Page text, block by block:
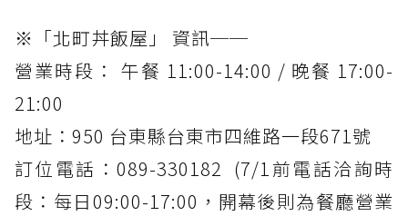
※「北町丼飯屋」 資訊──
營業時段： 午餐 11:00-14:00 / 晚餐 17:00-
21:00
地址：950 台東縣台東市四維路一段671號
訂位電話：089-330182 (7/1前電話洽詢時
段：每日09:00-17:00，開幕後則為餐廳營業